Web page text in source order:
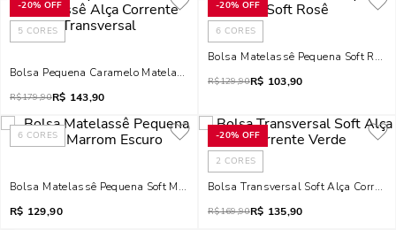
-20% OFF
5 CORES
Bolsa Pequena Caramelo Matelassê Alça Corrente Transversal
R$179,90R$ 143,90
-20% OFF
6 CORES
Bolsa Matelassê Pequena Soft Rosê
R$129,90R$ 103,90
6 CORES
Bolsa Matelassê Pequena Soft Marrom Escuro
R$ 129,90
-20% OFF
2 CORES
Bolsa Transversal Soft Alça
R$169,90R$ 135,90